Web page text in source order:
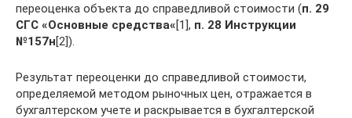
переоценка объекта до справедливой стоимости (п. 29
СГС «Основные средства«[1], п. 28 Инструкции
№157н[2]).
Результат переоценки до справедливой стоимости,
определяемой методом рыночных цен, отражается в
бухгалтерском учете и раскрывается в бухгалтерской